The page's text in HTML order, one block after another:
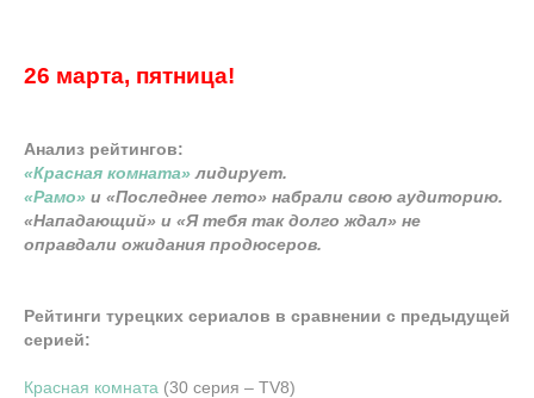
26 марта, пятница!
Анализ рейтингов:
«Красная комната» лидирует.
«Рамо» и «Последнее лето» набрали свою аудиторию.
«Нападающий» и «Я тебя так долго ждал» не
оправдали ожидания продюсеров.
Рейтинги турецких сериалов в сравнении с предыдущей
серией:
Красная комната (30 серия – TV8)